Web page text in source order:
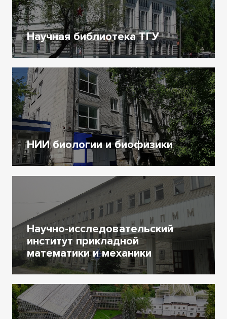
Научная библиотека ТГУ
НИИ биологии и биофизики
Научно-исследовательский
институт прикладной
математики и механики